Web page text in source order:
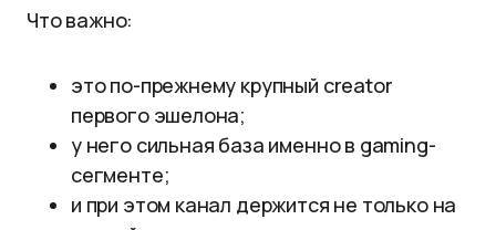
Что важно:
это по-прежнему крупный creator
первого эшелона;
у него сильная база именно в gaming-
сегменте;
и при этом канал держится не только на